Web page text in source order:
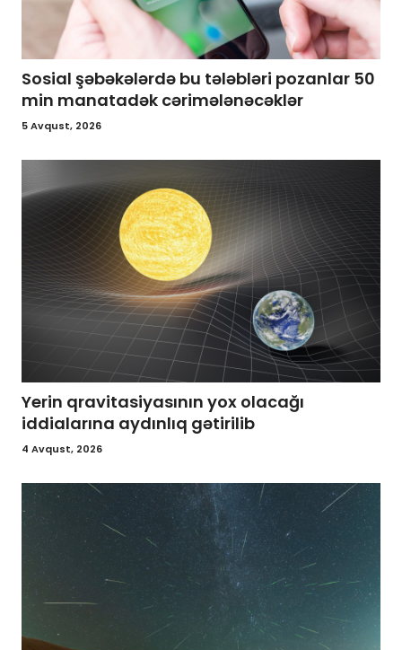
Sosial şəbəkələrdə bu tələbləri pozanlar 50
min manatadək cərimələnəcəklər
5 Avqust, 2026
Yerin qravitasiyasının yox olacağı
iddialarına aydınlıq gətirilib
4 Avqust, 2026